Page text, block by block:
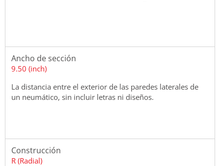
Ancho de sección
9.50 (inch)
La distancia entre el exterior de las paredes laterales de
un neumático, sin incluir letras ni diseños.
Construcción
R (Radial)